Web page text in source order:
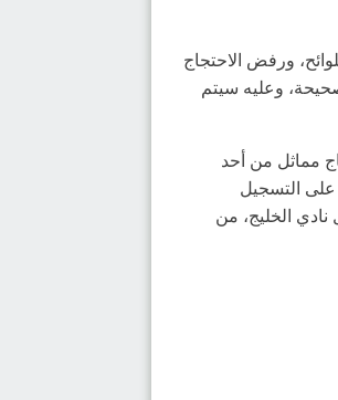
ورفض الاحتجاج
تسجيل المباراة صحيحة، وعليه سيتم
مماثل من أحد
النور 35/ 34، كذلك لا يمكن الاعتماد على التسجيل
الخليج، من